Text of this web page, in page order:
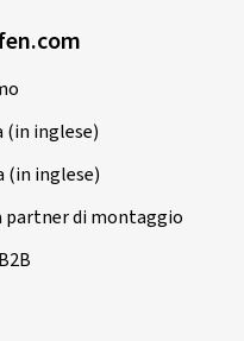
(in inglese)
(in inglese)
partner di montaggio